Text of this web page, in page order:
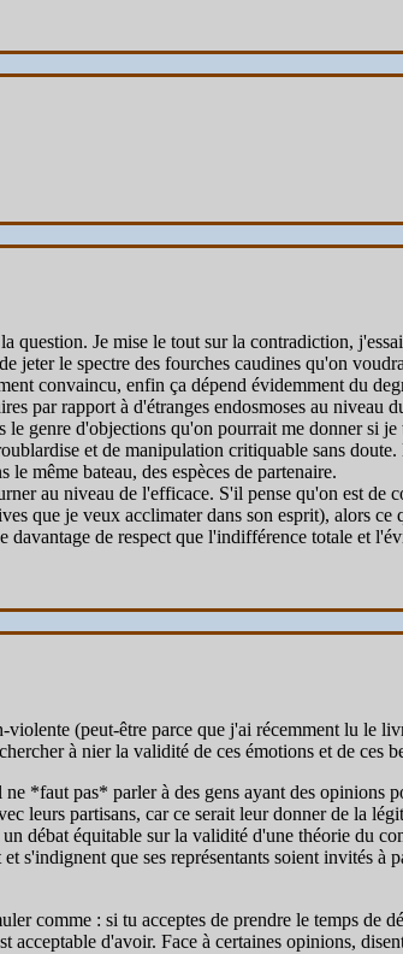
question. Je mise le tout sur la contradiction,
jeter le spectre des fourches caudines qu'on
convaincu, enfin ça dépend évidemment du
par rapport à d'étranges endosmoses au niveau
genre d'objections qu'on pourrait me donner si
et de manipulation critiquable sans
même bateau, des espèces de partenaire.
au niveau de l'efficace. S'il pense qu'on est de
que je veux acclimater dans son esprit), alors ce
de respect que l'indifférence totale et
(peut-être parce que j'ai récemment lu le
à nier la validité de ces émotions et de ces
*faut pas* parler à des gens ayant des opinions
leurs partisans, car ce serait leur donner de la
débat équitable sur la validité d'une théorie du
que ses représentants soient invités à
comme : si tu acceptes de prendre le temps de
d'avoir. Face à certaines opinions,